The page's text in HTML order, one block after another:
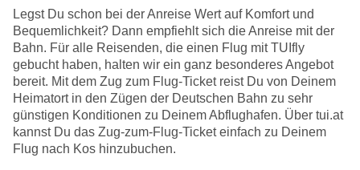
Legst Du schon bei der Anreise Wert auf Komfort und
Bequemlichkeit? Dann empfiehlt sich die Anreise mit der
Bahn. Für alle Reisenden, die einen Flug mit TUIfly
gebucht haben, halten wir ein ganz besonderes Angebot
bereit. Mit dem Zug zum Flug-Ticket reist Du von Deinem
Heimatort in den Zügen der Deutschen Bahn zu sehr
günstigen Konditionen zu Deinem Abflughafen. Über tui.at
kannst Du das Zug-zum-Flug-Ticket einfach zu Deinem
Flug nach Kos hinzubuchen.